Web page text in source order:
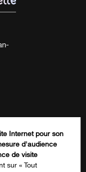
perdu
Internet pour son
d'audience
de visite
sur « Tout